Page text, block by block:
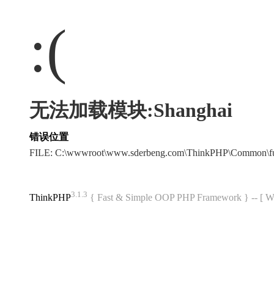
:(
无法加载模块:Shanghai
错误位置
FILE:
ThinkPHP3.1.3 { Fast & Simple OOP PHP Framework } -- [